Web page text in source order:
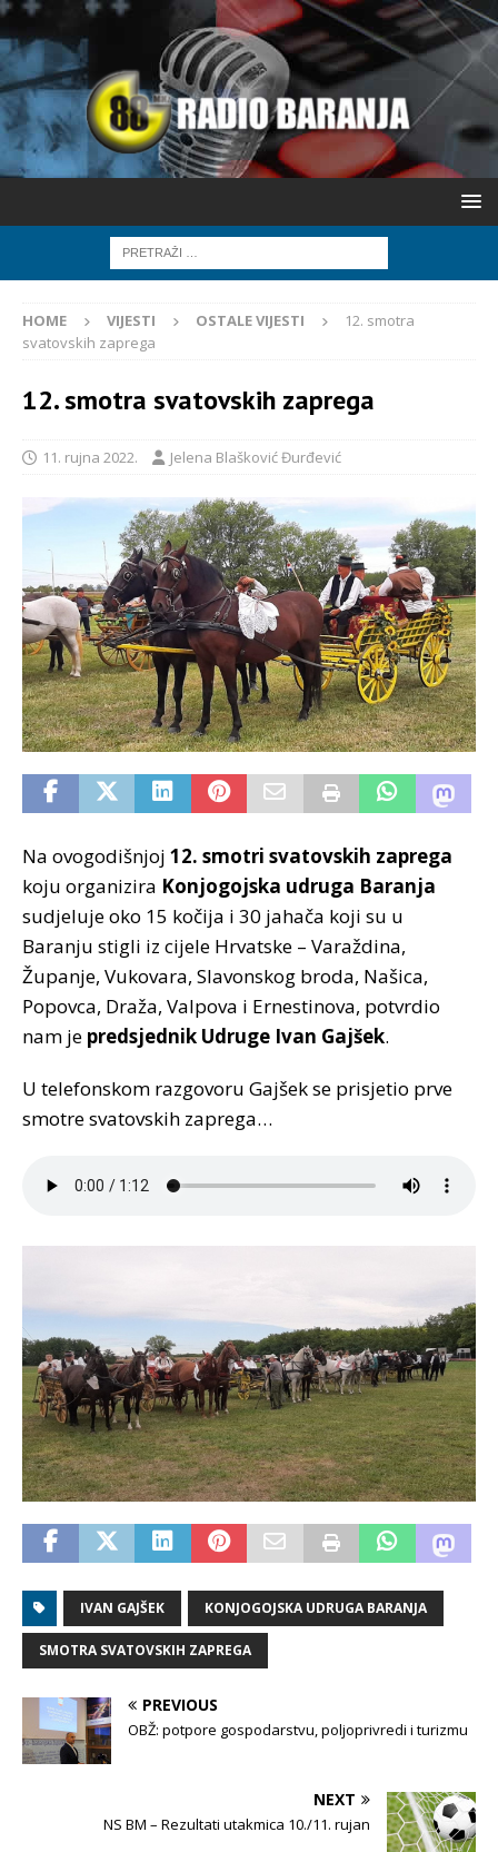
HOME VIJESTI OSTALE VIJESTI
12. smotra
svatovskih zaprega
12. smotra svatovskih zaprega
11. rujna 2022. Jelena Blašković Đurđević
Na ovogodišnjoj 12. smotri svatovskih zaprega
koju organizira Konjogojska udruga Baranja
sudjeluje oko 15 kočija i 30 jahača koji su u
Baranju stigli iz cijele Hrvatske – Varaždina,
Županje, Vukovara, Slavonskog broda, Našica,
Popovca, Draža, Valpova i Ernestinova, potvrdio
nam je predsjednik Udruge Ivan Gajšek.
U telefonskom razgovoru Gajšek se prisjetio prve
smotre svatovskih zaprega…
IVAN GAJŠEK KONJOGOJSKA UDRUGA BARANJA
SMOTRA SVATOVSKIH ZAPREGA
PREVIOUS
OBŽ: potpore gospodarstvu, poljoprivredi i turizmu
NEXT
NS BM – Rezultati utakmica 10./11. rujan